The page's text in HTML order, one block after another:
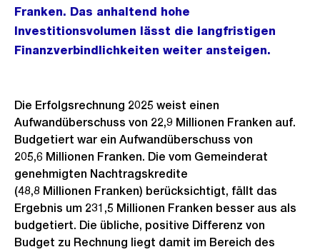
Franken. Das anhaltend hohe
Investitionsvolumen lässt die langfristigen
Finanzverbindlichkeiten weiter ansteigen.
Die Erfolgsrechnung 2025 weist einen
Aufwandüberschuss von 22,9 Millionen Franken auf.
Budgetiert war ein Aufwandüberschuss von
205,6 Millionen Franken. Die vom Gemeinderat
genehmigten Nachtragskredite
(48,8 Millionen Franken) berücksichtigt, fällt das
Ergebnis um 231,5 Millionen Franken besser aus als
budgetiert. Die übliche, positive Differenz von
Budget zu Rechnung liegt damit im Bereich des